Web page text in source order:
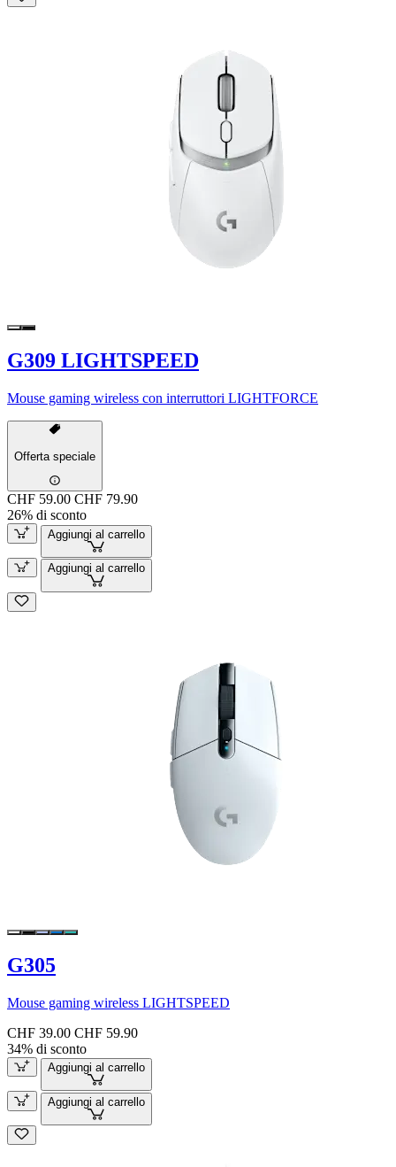
G309 LIGHTSPEED
Mouse gaming wireless con interruttori LIGHTFORCE
Offerta speciale
CHF 59.00 CHF 79.90
26% di sconto
Aggiungi al carrello
Aggiungi al carrello
G305
Mouse gaming wireless LIGHTSPEED
CHF 39.00 CHF 59.90
34% di sconto
Aggiungi al carrello
Aggiungi al carrello